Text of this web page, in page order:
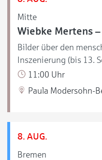
Mitte
Wiebke Mertens
Bilder über den
Inszenierung (bis 13.
11:00 Uhr
Paula Modersohn-
8. AUG.
Bremen